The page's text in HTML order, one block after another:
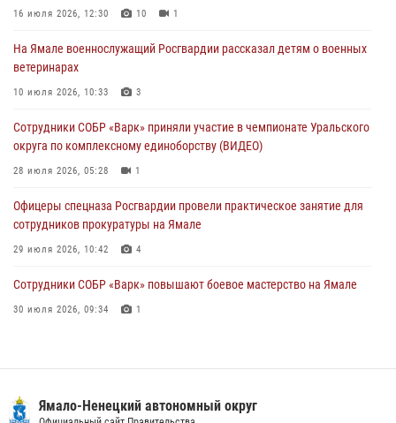
праздником
Сотрудники СОБР «Варк» повышают боевое мастерство на Ямале
30 июля 2026, 09:34 1
Офицеры спецназа Росгвардии провели практическое занятие для
сотрудников прокуратуры на Ямале
29 июля 2026, 10:42 4
16 июля 2026, 12:30 10 1
На Ямале военнослужащий Росгвардии рассказал детям о военных
ветеринарах
10 июля 2026, 10:33 3
Сотрудники СОБР «Варк» приняли участие в чемпионате Уральского
округа по комплексному единоборству (ВИДЕО)
28 июля 2026, 05:28 1
Офицеры спецназа Росгвардии провели практическое занятие для
сотрудников прокуратуры на Ямале
29 июля 2026, 10:42 4
Сотрудники СОБР «Варк» повышают боевое мастерство на Ямале
30 июля 2026, 09:34 1
18 июля 2026, 09:36 3
«Росгвардия. Вехи истории»: войска правопорядка на охране
Ямало-Ненецкий автономный округ